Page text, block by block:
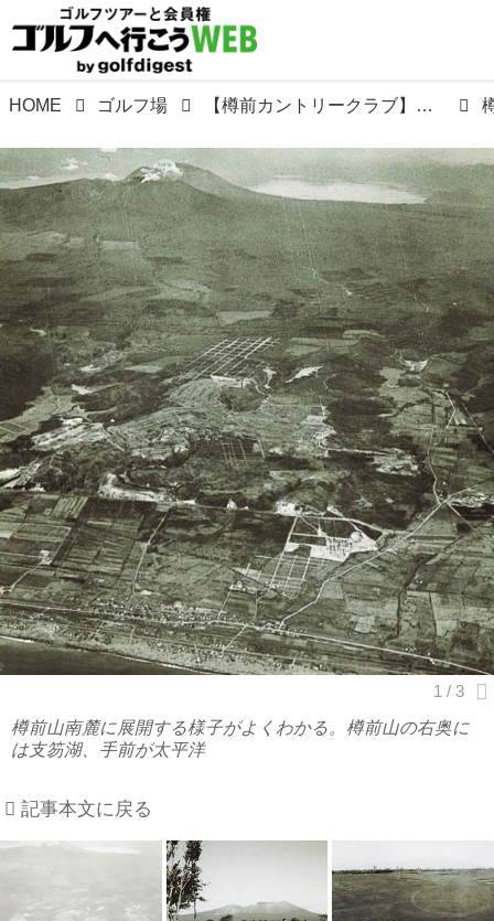
HOME ゴルフ場 【樽前カントリークラブ】樽前山南麓の敷地に上田治が設計。OBは外周のみもコースレートは75.6の難コース
樽前山南麓に展開する様子がよくわかる。樽前山の右奥に
は支笏湖、手前が太平洋
記事本文に戻る